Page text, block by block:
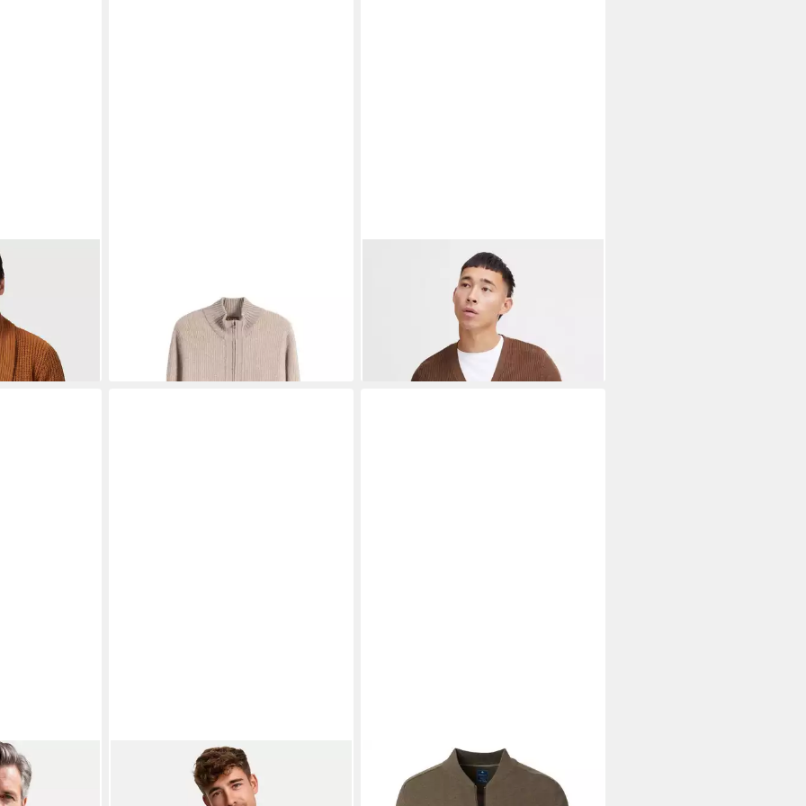
mit 2
399,00 €
Cardigan BHCaden
Gemütlicher Feinstrick-Cardigan
UVP49,99 €
Basic (1-tlg)
-
Strickjacke Herren
INArutemia Herrenstrickjacke
REDMONDStrickjacke 685 (1-tlg)
mit kleinem Stehkragen